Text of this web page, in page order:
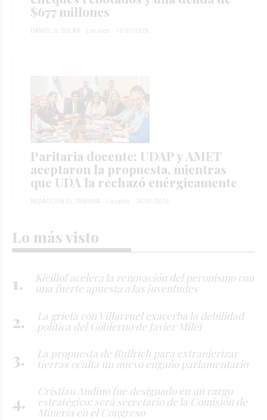
$677 millones
DANIEL G. SOLAR Locales 15/07/2026
Paritaria docente: UDAP y AMET
aceptaron la propuesta, mientras
que UDA la rechazó enérgicamente
REDACCIÓN EL TRIBUNA Locales 14/07/2026
Lo más visto
Kicillof acelera la renovación del peronismo con
una fuerte apuesta a las juventudes
La grieta con Villarruel exacerba la debilidad
política del Gobierno de Javier Milei
La propuesta de Bullrich para extranjerizar
tierras oculta un nuevo engaño parlamentario
Cristian Andino fue designado en un cargo
estratégico: será secretario de la Comisión de
Minería en el Congreso